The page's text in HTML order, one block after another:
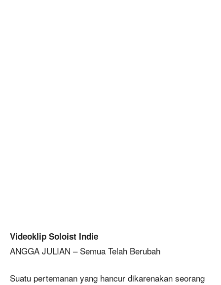
Videoklip Soloist Indie
ANGGA JULIAN – Semua Telah Berubah
Suatu pertemanan yang hancur dikarenakan seorang